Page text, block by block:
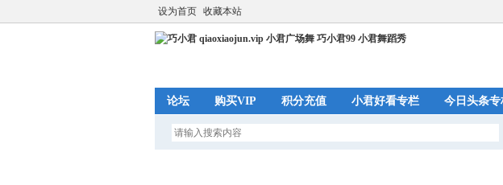
设为首页 收藏本站
论坛 购买VIP 积分充值 小君好看专栏 今日头条专